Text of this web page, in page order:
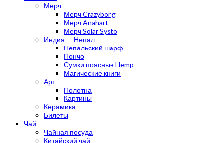
Мерч
Мерч Crazybong
Мерч Anahart
Мерч Solar Systo
Индия — Непал
Непальский шарф
Пончо
Сумки поясные Hemp
Магические книги
Арт
Полотна
Картины
Керамика
Билеты
Чай
Чайная посуда
Китайский чай